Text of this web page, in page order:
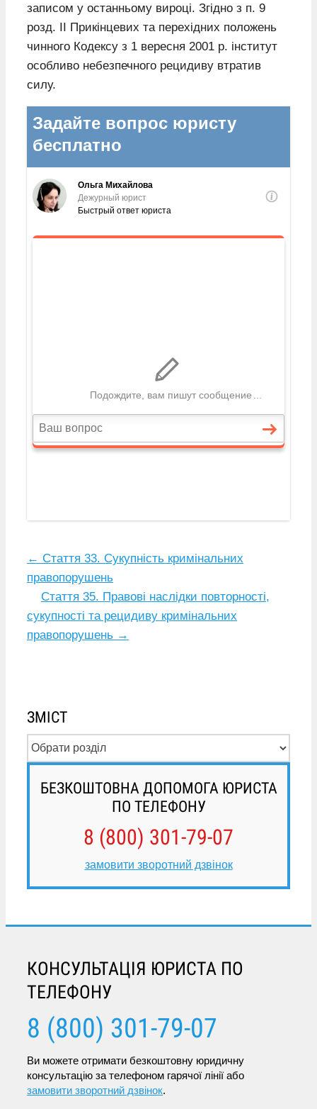
записом у останньому вироці. Згідно з п. 9
розд. II Прикінцевих та перехідних положень
чинного Кодексу з 1 вересня 2001 р. інститут
особливо небезпечного рецидиву втратив
силу.
← Стаття 33. Сукупність кримінальних
правопорушень
Стаття 35. Правові наслідки повторності,
сукупності та рецидиву кримінальних
правопорушень →
ЗМІСТ
БЕЗКОШТОВНА ДОПОМОГА ЮРИСТА
ПО ТЕЛЕФОНУ
8 (800) 301-79-07
замовити зворотний дзвінок
КОНСУЛЬТАЦІЯ ЮРИСТА ПО
ТЕЛЕФОНУ
8 (800) 301-79-07
Ви можете отримати безкоштовну юридичну
консультацію за телефоном гарячої лінії або
замовити зворотний дзвінок.